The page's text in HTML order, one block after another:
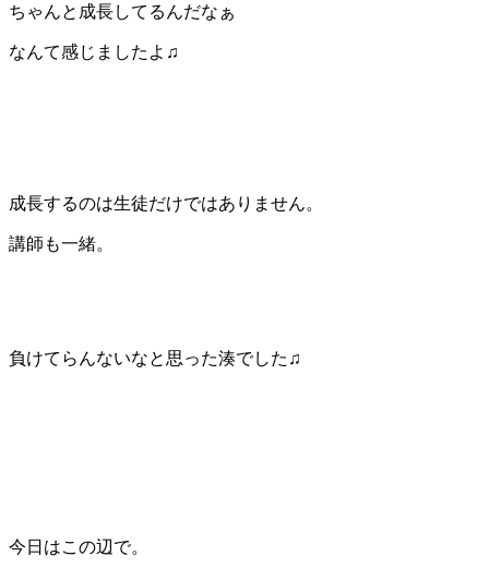
ちゃんと成長してるんだなぁ
なんて感じましたよ♫
成長するのは生徒だけではありません。
講師も一緒。
負けてらんないなと思った湊でした♫
今日はこの辺で。